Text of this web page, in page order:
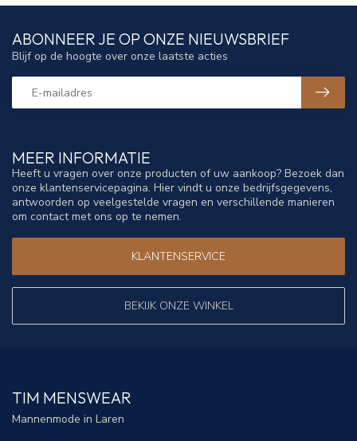
MEER INFORMATIE
Heeft u vragen over onze producten of uw aankoop? Bezoek dan
onze klantenservicepagina. Hier vindt u onze bedrijfsgegevens,
antwoorden op veelgestelde vragen en verschillende manieren
om contact met ons op te nemen.
KLANTENSERVICE
BEKIJK ONZE WINKEL
ABONNEER JE OP ONZE NIEUWSBRIEF
Blijf op de hoogte over onze laatste acties
TIM MENSWEAR
Mannenmode in Laren